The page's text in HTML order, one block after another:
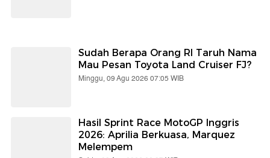
Sudah Berapa Orang RI Taruh Nama
Mau Pesan Toyota Land Cruiser FJ?
Minggu, 09 Agu 2026 07:05 WIB
Hasil Sprint Race MotoGP Inggris
2026: Aprilia Berkuasa, Marquez
Melempem